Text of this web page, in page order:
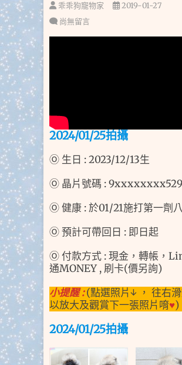
乖乖狗寵物家
2019-01-27
尚無留言
2024/01/25拍攝
Ⓞ 生日 : 2023/12/13生
Ⓞ 晶片號碼 :
Ⓞ 健康 : 於01/21施打第一劑
Ⓞ 預計可帶回日 : 即日起
Ⓞ 付款方式 : 現金，轉帳，
通MONEY , 刷卡(價另詢)
小提醒 :(點選照片↓ ， 往右
以放大及觀賞下一張照片唷♥)
2024/01/25拍攝